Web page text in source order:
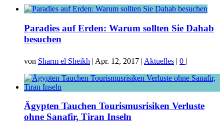
Paradies auf Erden: Warum sollten Sie Dahab
besuchen
von Sharm el Sheikh | Apr. 12, 2017 | Aktuelles | 0 |
Ägypten Tauchen Tourismusrisiken Verluste
ohne Sanafir, Tiran Inseln